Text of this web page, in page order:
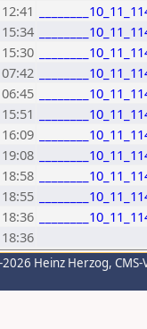
Heinz Herzog,